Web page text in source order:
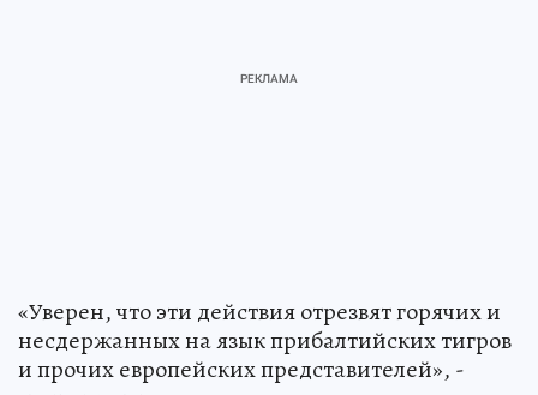
«Уверен, что эти действия отрезвят горячих и
несдержанных на язык прибалтийских тигров
и прочих европейских представителей», -